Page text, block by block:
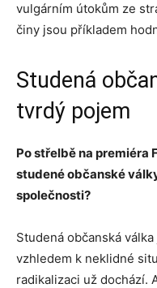
vulgárním útokům ze
činy jsou příkladem
Studená
tvrdý pojem
Po střelbě na premiéra
studené občanské
společnosti?
Studená občanská
vzhledem k neklidné
radikalizaci už dochází.